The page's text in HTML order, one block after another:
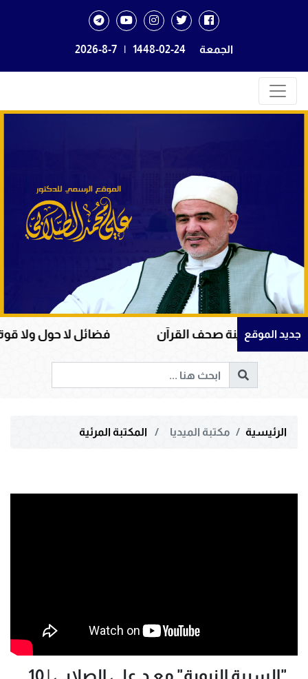
الجمعة 1448-02-24
|
2026-8-7
جديد الموقع
وأمينة صحف القرآن فضائل لا حول ولا قوة إلا
الرئيسية مكتبة الميديا المكتبة المرئية